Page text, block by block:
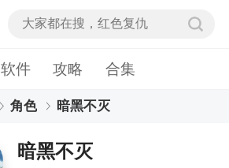
软件 攻略 合集
角色 暗黑不灭
暗黑不灭